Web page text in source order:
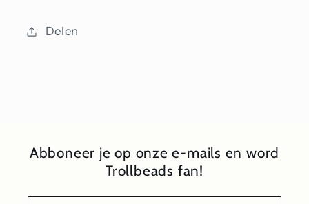
Delen
Abboneer je op onze e-mails en word
Trollbeads fan!